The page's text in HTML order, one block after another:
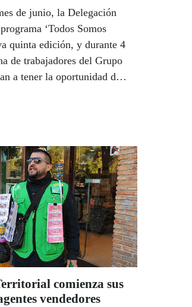
de junio, la Delegación
‘Todos Somos
quinta edición, y durante 4
de trabajadores del Grupo
a tener la oportunidad de
comienza sus
vendedores